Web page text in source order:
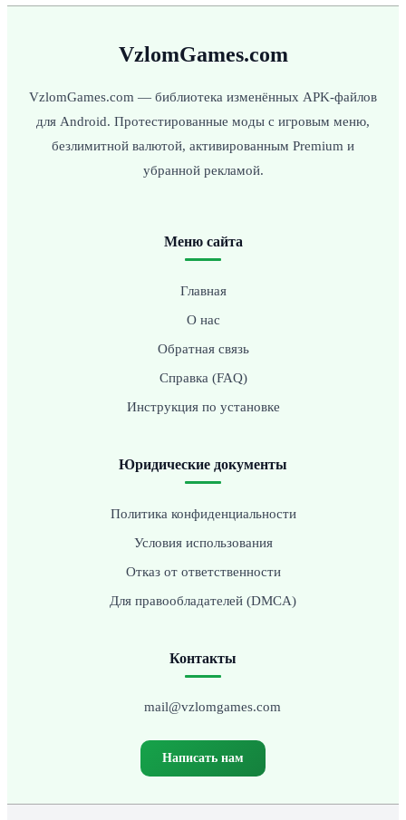
VzlomGames.com
VzlomGames.com — библиотека изменённых APK-файлов
для Android. Протестированные моды с игровым меню,
безлимитной валютой, активированным Premium и
убранной рекламой.
Меню сайта
Главная
О нас
Обратная связь
Справка (FAQ)
Инструкция по установке
Юридические документы
Политика конфиденциальности
Условия использования
Отказ от ответственности
Для правообладателей (DMCA)
Контакты
mail@vzlomgames.com
Написать нам